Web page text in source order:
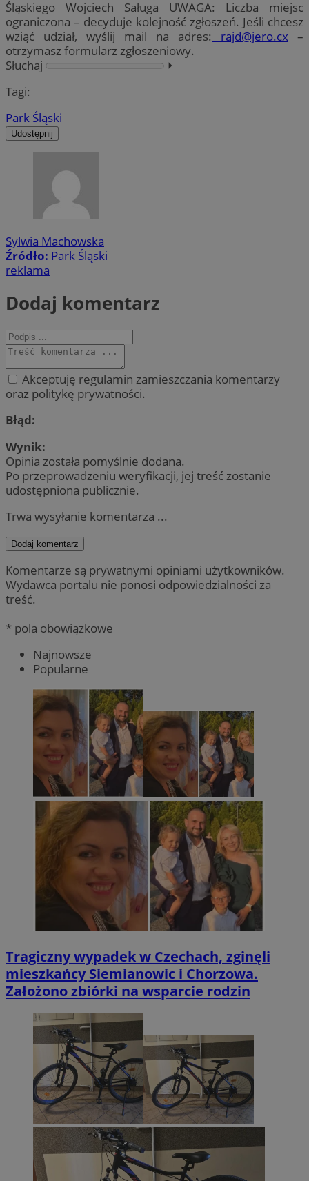
Śląskiego Wojciech Saługa UWAGA: Liczba miejsc
ograniczona – decyduje kolejność zgłoszeń. Jeśli chcesz
wziąć udział, wyślij mail na adres:
rajd@jero.cx –
otrzymasz formularz zgłoszeniowy.
Słuchaj
⏵︎
Tagi:
Park Śląski
Udostępnij
Sylwia Machowska
Źródło: Park Śląski
reklama
Dodaj komentarz
Akceptuję regulamin zamieszczania komentarzy
oraz politykę prywatności.
Błąd:
Wynik:
Opinia została pomyślnie dodana.
Po przeprowadzeniu weryfikacji, jej treść zostanie
udostępniona publicznie.
Trwa wysyłanie komentarza ...
Dodaj komentarz
Komentarze są prywatnymi opiniami użytkowników.
Wydawca portalu nie ponosi odpowiedzialności za
treść.
* pola obowiązkowe
Najnowsze
Popularne
Tragiczny wypadek w Czechach, zginęli
mieszkańcy Siemianowic i Chorzowa.
Założono zbiórki na wsparcie rodzin